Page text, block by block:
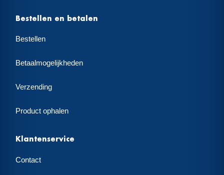
Bestellen en betalen
Bestellen
Betaalmogelijkheden
Verzending
Product ophalen
Klantenservice
Contact